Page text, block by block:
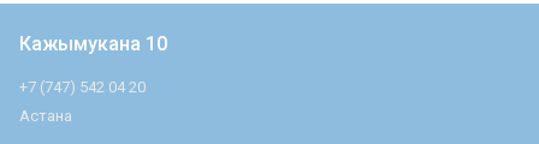
Кажымукана 10
+7 (747) 542 04 20
Астана